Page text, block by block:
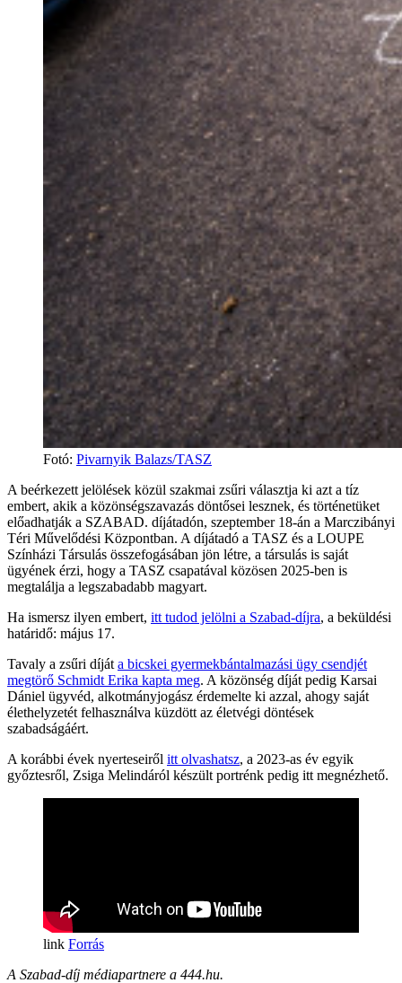
Fotó: Pivarnyik Balazs/TASZ
A beérkezett jelölések közül szakmai zsűri választja ki azt a tíz
embert, akik a közönségszavazás döntősei lesznek, és történetüket
előadhatják a SZABAD. díjátadón, szeptember 18-án a Marczibányi
Téri Művelődési Központban. A díjátadó a TASZ és a LOUPE
Színházi Társulás összefogásában jön létre, a társulás is saját
ügyének érzi, hogy a TASZ csapatával közösen 2025-ben is
megtalálja a legszabadabb magyart.
Ha ismersz ilyen embert, itt tudod jelölni a Szabad-díjra, a beküldési
határidő: május 17.
Tavaly a zsűri díját a bicskei gyermekbántalmazási ügy csendjét
megtörő Schmidt Erika kapta meg. A közönség díját pedig Karsai
Dániel ügyvéd, alkotmányjogász érdemelte ki azzal, ahogy saját
élethelyzetét felhasználva küzdött az életvégi döntések
szabadságáért.
A korábbi évek nyerteseiről itt olvashatsz, a 2023-as év egyik
győztesről, Zsiga Melindáról készült portrénk pedig itt megnézhető.
Forrás
A Szabad-díj médiapartnere a 444.hu.